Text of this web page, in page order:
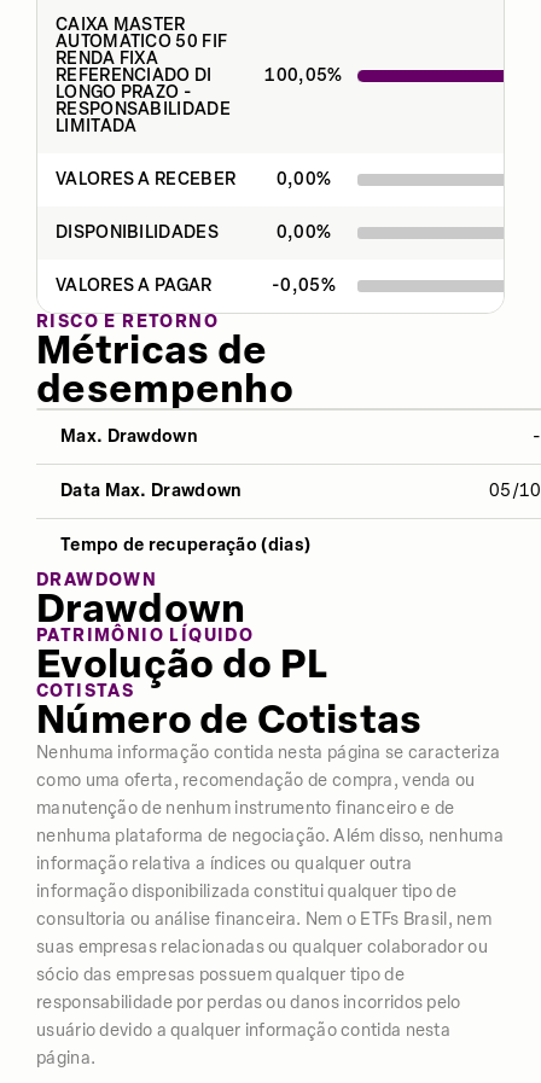
CAIXA MASTER
AUTOMÁTICO 50 FIF
RENDA FIXA
REFERENCIADO DI
LONGO PRAZO -
RESPONSABILIDADE
LIMITADA
100,05%
VALORES A RECEBER 0,00%
DISPONIBILIDADES 0,00%
VALORES A PAGAR -0,05%
RISCO E RETORNO
Métricas de
desempenho
ÚLTIMOS
Desvio Padrão 0,02%
Índice Sharpe -179,30
Retorno 7,35%
Max. Drawdown
Data Max. Drawdown 05/
Tempo de recuperação (dias)
DRAWDOWN
Drawdown
PATRIMÔNIO LÍQUIDO
Evolução do PL
COTISTAS
Número de Cotistas
Nenhuma informação contida nesta página se caracteriza
como uma oferta, recomendação de compra, venda ou
manutenção de nenhum instrumento financeiro e de
nenhuma plataforma de negociação. Além disso, nenhuma
informação relativa a índices ou qualquer outra
informação disponibilizada constitui qualquer tipo de
consultoria ou análise financeira. Nem o ETFs Brasil, nem
suas empresas relacionadas ou qualquer colaborador ou
sócio das empresas possuem qualquer tipo de
responsabilidade por perdas ou danos incorridos pelo
usuário devido a qualquer informação contida nesta
página.